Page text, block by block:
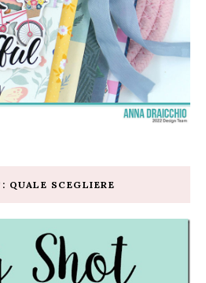
QUALE SCEGLIERE